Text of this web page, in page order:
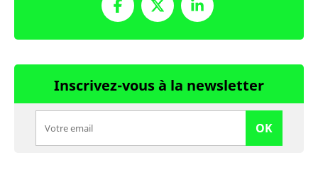
Inscrivez-vous à la newsletter
OK